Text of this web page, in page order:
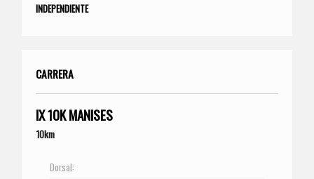
INDEPENDIENTE
CARRERA
IX 10K MANISES
10km
Dorsal: